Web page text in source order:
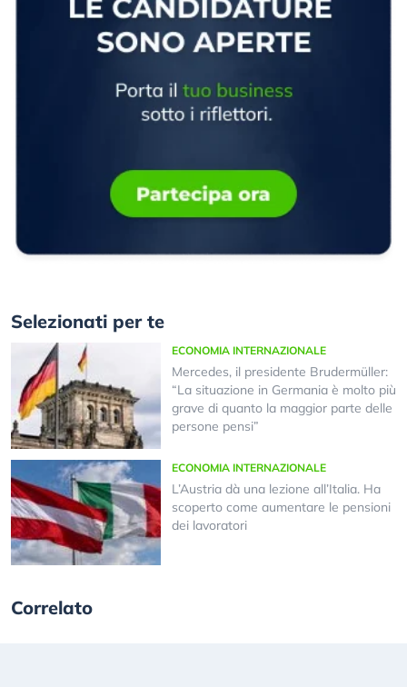
Selezionati per te
ECONOMIA INTERNAZIONALE
Mercedes, il presidente Brudermüller:
“La situazione in Germania è molto più
grave di quanto la maggior parte delle
persone pensi”
ECONOMIA INTERNAZIONALE
L’Austria dà una lezione all’Italia. Ha
scoperto come aumentare le pensioni
dei lavoratori
Correlato